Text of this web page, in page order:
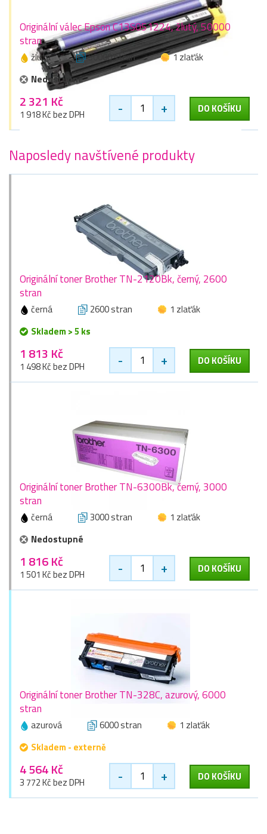
Originální válec Epson C13S051224, žlutý, 50000
stran
žlutá 50000 stran
1 zlaťák
Nedostupné
2 321 Kč
1 918 Kč bez DPH - + DO KOŠÍKU
Naposledy navštívené produkty
Originální toner Brother TN-2120Bk, černý, 2600
stran
černá 2600 stran
1 zlaťák
Skladem > 5 ks
1 813 Kč
1 498 Kč bez DPH - + DO KOŠÍKU
Originální toner Brother TN-6300Bk, černý, 3000
stran
černá 3000 stran
1 zlaťák
Nedostupné
1 816 Kč
1 501 Kč bez DPH - + DO KOŠÍKU
Originální toner Brother TN-328C, azurový, 6000
stran
azurová 6000 stran
1 zlaťák
Skladem - externě
4 564 Kč
3 772 Kč bez DPH - + DO KOŠÍKU